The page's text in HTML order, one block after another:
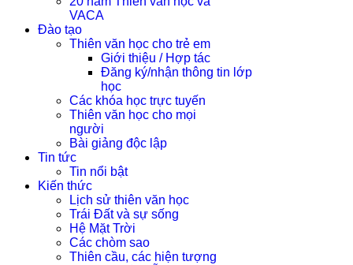
VACA
Đào tạo
Thiên văn học cho trẻ em
Giới thiệu / Hợp tác
Đăng ký/nhận thông tin lớp
học
Các khóa học trực tuyến
Thiên văn học cho mọi
người
Bài giảng độc lập
Tin tức
Tin nổi bật
Kiến thức
Lịch sử thiên văn học
Trái Đất và sự sống
Hệ Mặt Trời
Các chòm sao
Thiên cầu, các hiện tượng